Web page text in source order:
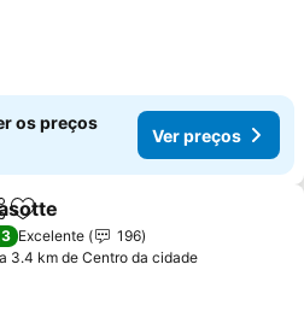
os preços
Ver preços
Adicionar aos favoritos
Excelente
196
a 3.4 km de Centro da cidade